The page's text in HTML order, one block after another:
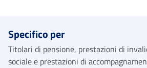
Specifico per
Titolari di pensione, prestazioni di
sociale e prestazioni di